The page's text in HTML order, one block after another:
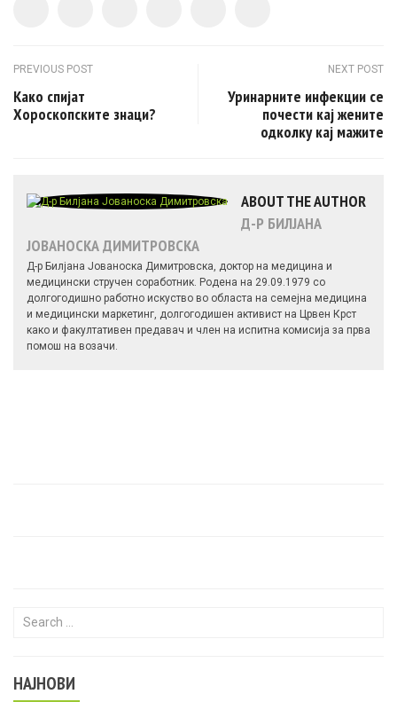
Post navigation
PREVIOUS POST
Како спијат
Хороскопските знаци?
NEXT POST
Уринарните инфекции се
почести кај жените
одколку кај мажите
ABOUT THE AUTHOR
Д-Р БИЛЈАНА
ЈОВАНОСКА ДИМИТРОВСКА
Д-р Билјана Јованоска Димитровска, доктор на медицина и
медицински стручен соработник. Родена на 29.09.1979 со
долгогодишно работно искуство во областа на семејна медицина
и медицински маркетинг, долгогодишен активист на Црвен Крст
како и факултативен предавач и член на испитна комисија за прва
помош на возачи.
Search for:
НАЈНОВИ